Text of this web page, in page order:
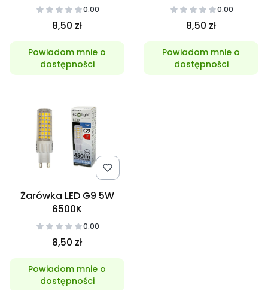
0.00
8,50 zł
Powiadom mnie o
dostępności
0.00
8,50 zł
Powiadom mnie o
dostępności
Żarówka LED G9 5W
6500K
0.00
8,50 zł
Powiadom mnie o
dostępności